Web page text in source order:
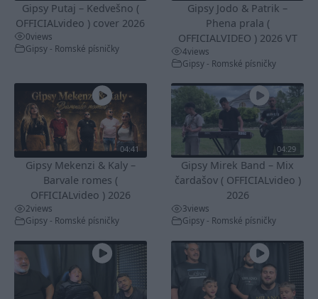
Gipsy Putaj – Kedvešno (
OFFICIALvideo ) cover 2026
0views
Gipsy - Romské písničky
Gipsy Jodo & Patrik –
Phena prala (
OFFICIALVIDEO ) 2026 VT
4views
Gipsy - Romské písničky
04:41
Gipsy Mekenzi & Kaly –
Barvale romes (
OFFICIALvideo ) 2026
2views
Gipsy - Romské písničky
04:29
Gipsy Mirek Band – Mix
čardašov ( OFFICIALvideo )
2026
3views
Gipsy - Romské písničky